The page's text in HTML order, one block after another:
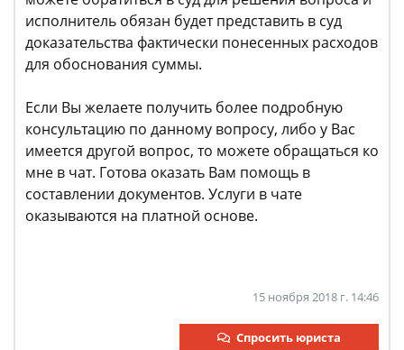
исполнитель обязан будет представить в суд
доказательства фактически понесенных расходов
для обоснования суммы.
Если Вы желаете получить более подробную
консультацию по данному вопросу, либо у Вас
имеется другой вопрос, то можете обращаться ко
мне в чат. Готова оказать Вам помощь в
составлении документов. Услуги в чате
оказываются на платной основе.
15 ноября 2018 г. 14:46
Спросить юриста